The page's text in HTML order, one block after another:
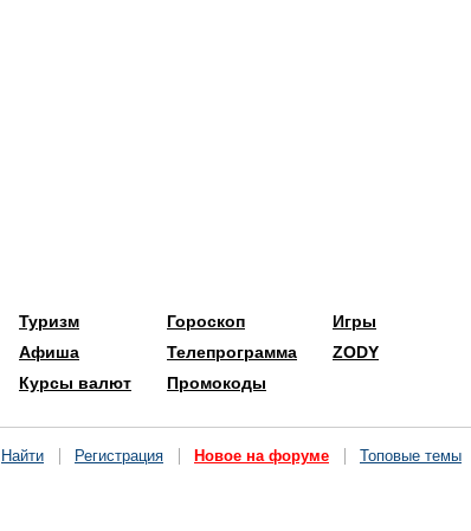
Туризм
Афиша
Курсы валют
Гороскоп
Телепрограмма
Промокоды
Игры
ZODY
Найти Регистрация Новое на форуме Топовые темы